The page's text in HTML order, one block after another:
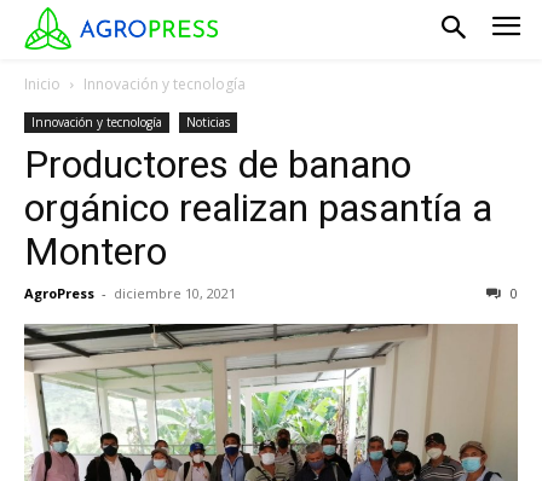
Inicio Innovación y tecnología
Innovación y tecnología Noticias
Productores de banano
orgánico realizan pasantía a
Montero
AgroPress - diciembre 10, 2021 0